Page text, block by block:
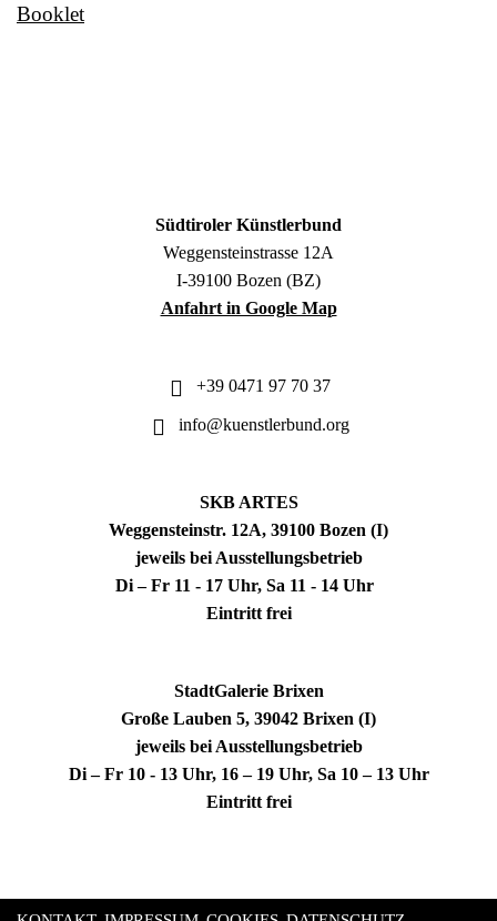
Booklet
Südtiroler Künstlerbund
Weggensteinstrasse 12A
I-39100 Bozen (BZ)
Anfahrt in Google Map
+39 0471 97 70 37
info@kuenstlerbund.org
SKB ARTES
Weggensteinstr. 12A, 39100 Bozen (I)
jeweils bei Ausstellungsbetrieb
Di – Fr 11 - 17 Uhr, Sa 11 - 14 Uhr
Eintritt frei
StadtGalerie Brixen
Große Lauben 5, 39042 Brixen (I)
jeweils bei Ausstellungsbetrieb
Di – Fr 10 - 13 Uhr, 16 – 19 Uhr, Sa 10 – 13 Uhr
Eintritt frei